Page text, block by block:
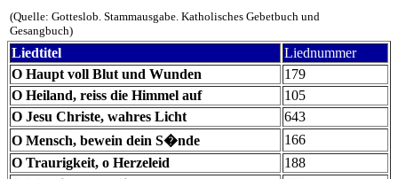
(Quelle: Gotteslob. Stammausgabe. Katholisches Gebetbuch und
Gesangbuch)
Liedtitel
Liednummer
O Haupt voll Blut und Wunden
179
O Heiland, reiss die Himmel auf
105
O Jesu Christe, wahres Licht
643
O Mensch, bewein dein S�nde
166
O Traurigkeit, o Herzeleid
188